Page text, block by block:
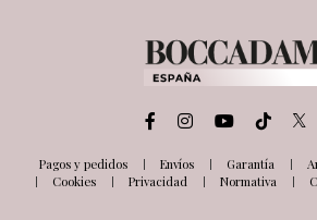
Pagos y pedidos Envíos Garantía
Cookies
Privacidad Normativa